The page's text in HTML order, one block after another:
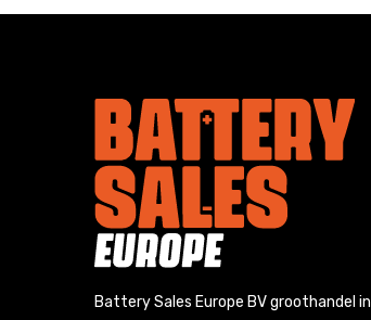
Battery Sales Europe BV groothandel in